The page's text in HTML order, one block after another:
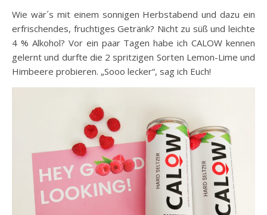
Wie wär´s mit einem sonnigen Herbstabend und dazu ein
erfrischendes, fruchtiges Getränk? Nicht zu süß und leichte
4 % Alkohol? Vor ein paar Tagen habe ich CALOW kennen
gelernt und durfte die 2 spritzigen Sorten Lemon-Lime und
Himbeere probieren. „Sooo lecker“, sag ich Euch!